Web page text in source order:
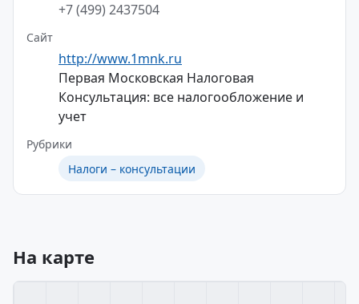
+7 (499) 2437504
Сайт
http://www.1mnk.ru
Первая Московская Налоговая
Консультация: все налогообложение и
учет
Рубрики
Налоги – консультации
На карте